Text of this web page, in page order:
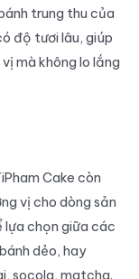
trung thu của
độ tươi lâu, giúp
mà không lo lắng
Cake còn
vị cho dòng sản
lựa chọn giữa các
dẻo, hay
socola, matcha.